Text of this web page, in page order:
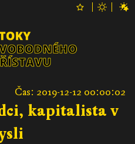
Čas: 2019-12-12 00:00:02
kapitalista v